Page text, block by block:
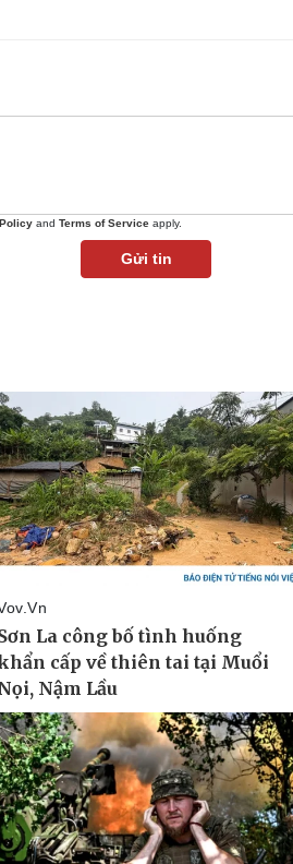
and Terms of Service apply.
Gửi tin